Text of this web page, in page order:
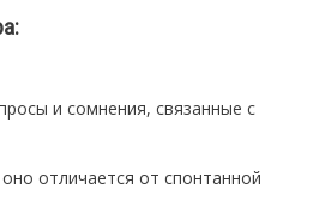
и сомнения, связанные с
отличается от спонтанной